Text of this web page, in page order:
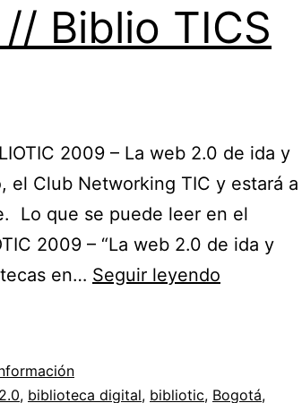
Biblio TICS
2009 – La web 2.0 de ida y
el Club Networking TIC y estará a
Lo que se puede leer en el
2009 – “La web 2.0 de ida y
en… Seguir leyendo
Biblio
, biblioteca digital, bibliotic, Bogotá,